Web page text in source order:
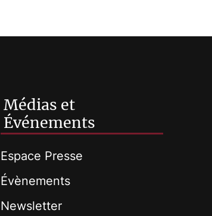
Médias et
Événements
Espace Presse
Évènements
Newsletter